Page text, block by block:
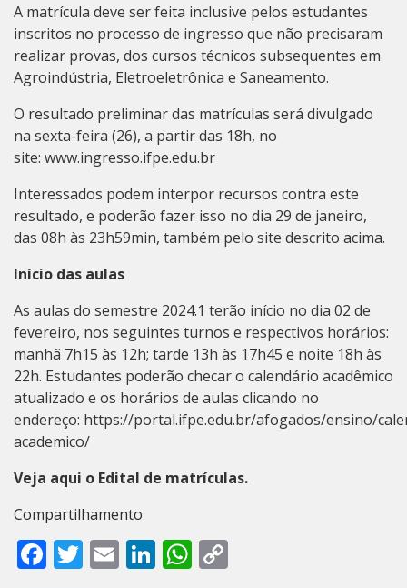
A matrícula deve ser feita inclusive pelos estudantes
inscritos no processo de ingresso que não precisaram
realizar provas, dos cursos técnicos subsequentes em
Agroindústria, Eletroeletrônica e Saneamento.
O resultado preliminar das matrículas será divulgado
na sexta-feira (26), a partir das 18h, no
site: www.ingresso.ifpe.edu.br
Interessados podem interpor recursos contra este
resultado, e poderão fazer isso no dia 29 de janeiro,
das 08h às 23h59min, também pelo site descrito acima.
Início das aulas
As aulas do semestre 2024.1 terão início no dia 02 de
fevereiro, nos seguintes turnos e respectivos horários:
manhã 7h15 às 12h; tarde 13h às 17h45 e noite 18h às
22h. Estudantes poderão checar o calendário acadêmico
atualizado e os horários de aulas clicando no
endereço: https://portal.ifpe.edu.br/afogados/ensino/
academico/
Veja aqui o Edital de matrículas.
Compartilhamento
Facebook
Twitter
EmailLinkedIn
WhatsApp